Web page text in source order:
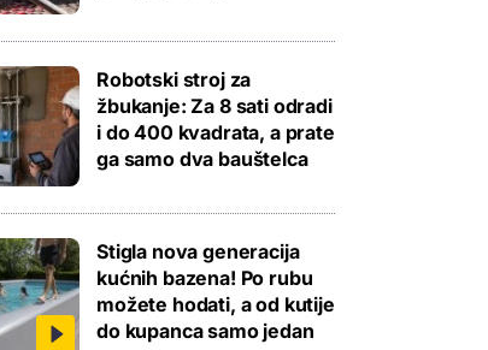
Robotski stroj za
žbukanje: Za 8 sati odradi
i do 400 kvadrata, a prate
ga samo dva bauštelca
Stigla nova generacija
kućnih bazena! Po rubu
možete hodati, a od kutije
do kupanca samo jedan